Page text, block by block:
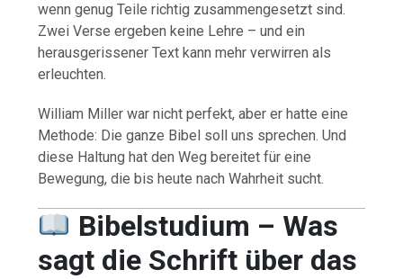
wenn genug Teile richtig zusammengesetzt sind.
Zwei Verse ergeben keine Lehre – und ein
herausgerissener Text kann mehr verwirren als
erleuchten.
William Miller war nicht perfekt, aber er hatte eine
Methode: Die ganze Bibel soll uns sprechen. Und
diese Haltung hat den Weg bereitet für eine
Bewegung, die bis heute nach Wahrheit sucht.
Bibelstudium – Was
sagt die Schrift über das